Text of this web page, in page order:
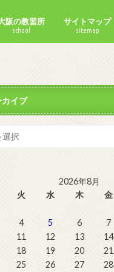
阪の教習所
school
サイトマップ
sitemap
カイブ
2026年8月
火 水 木 金
4 5 6 7
11 12 13 14
18 19 20 21
25 26 27 28